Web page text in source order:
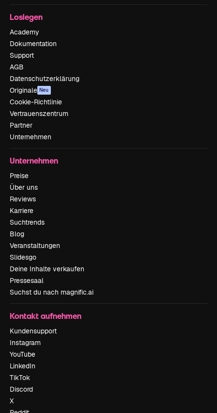
Loslegen
Academy
Dokumentation
Support
AGB
Datenschutzerklärung
Originale Neu
Cookie-Richtlinie
Vertrauenszentrum
Partner
Unternehmen
Unternehmen
Preise
Über uns
Reviews
Karriere
Suchtrends
Blog
Veranstaltungen
Slidesgo
Deine Inhalte verkaufen
Pressesaal
Suchst du nach magnific.ai
Kontakt aufnehmen
Kundensupport
Instagram
YouTube
LinkedIn
TikTok
Discord
X